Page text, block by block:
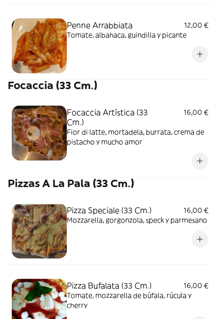
Penne Arrabbiata
12,00 €
Tomate, albahaca, guindilla y picante
Focaccia (33 Cm.)
Focaccia Artística (33
Cm.)
16,00 €
Fior di latte, mortadela, burrata, crema de
pistacho y mucho amor
Pizzas A La Pala (33 Cm.)
Pizza Speciale (33 Cm.)
16,00 €
Mozzarella, gorgonzola, speck y parmesano
Pizza Bufalata (33 Cm.)
16,00 €
Tomate, mozzarella de búfala, rúcula y
cherry